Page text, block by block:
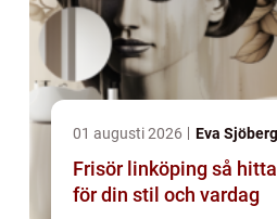
01 augusti 2026 Eva Sjöberg
Frisör linköping så hittar du rätt salong
för din stil och vardag